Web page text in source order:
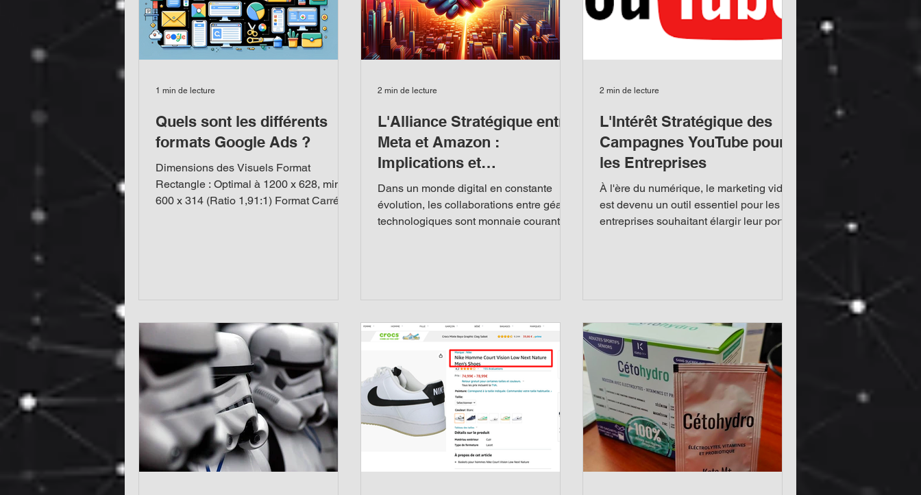
Quels sont les différents
formats Google Ads ?
Dimensions des Visuels Format
Rectangle : Optimal à 1200 x 628, min
600 x 314 (Ratio 1,91:1) Format Carré :
1 min de lecture
L'Alliance Stratégique entre
Meta et Amazon :
Implications et
Opportunités
Dans un monde digital en constante
évolution, les collaborations entre géants
technologiques sont monnaie courante,
2 min de lecture
L'Intérêt Stratégique des
Campagnes YouTube pour
les Entreprises
À l'ère du numérique, le marketing vidéo
est devenu un outil essentiel pour les
entreprises souhaitant élargir leur portée
2 min de lecture